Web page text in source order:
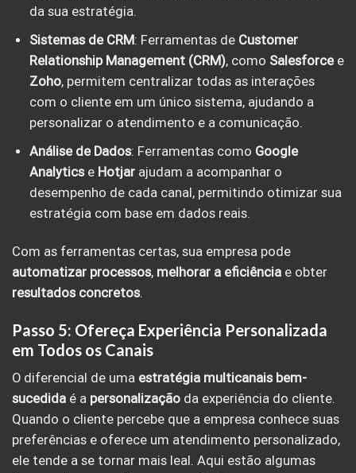
da sua estratégia.
Sistemas de CRM: Ferramentas de Customer
Relationship Management (CRM), como Salesforcee
Zoho, permitem centralizar todas as interações
com o cliente em um único sistema, ajudando a
personalizar o atendimento e a comunicação.
Análise de Dados: Ferramentas como Google
Analyticse Hotjarajudam a acompanhar o
desempenho de cada canal, permitindo otimizar sua
estratégia com base em dados reais.
Com as ferramentas certas, sua empresa pode
automatizar processos, melhorar a eficiência e obter
resultados concretos.
Passo 5: Ofereça Experiência Personalizada
em Todos os Canais
O diferencial de uma estratégia multicanais bem-
sucedida é a personalização da experiência do cliente.
Quando o cliente percebe que a empresa conhece suas
preferências e oferece um atendimento personalizado,
ele tende a se tornar mais leal. Aqui estão algumas